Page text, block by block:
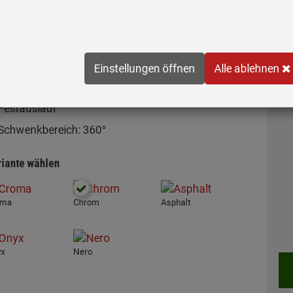
360°
wählen
Chrom Asphalt
Nero
Einstellungen öffnen Alle ablehnen